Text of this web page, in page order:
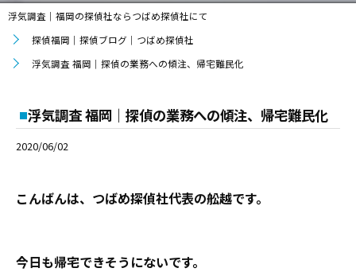
浮気調査｜福岡の探偵社ならつばめ探偵社にて
探偵福岡｜探偵ブログ｜つばめ探偵社
浮気調査 福岡｜探偵の業務への傾注、帰宅難民化
浮気調査 福岡｜探偵の業務への傾注、帰宅難民化
2020/06/02
こんばんは、つばめ探偵社代表の舩越です。
今日も帰宅できそうにないです。